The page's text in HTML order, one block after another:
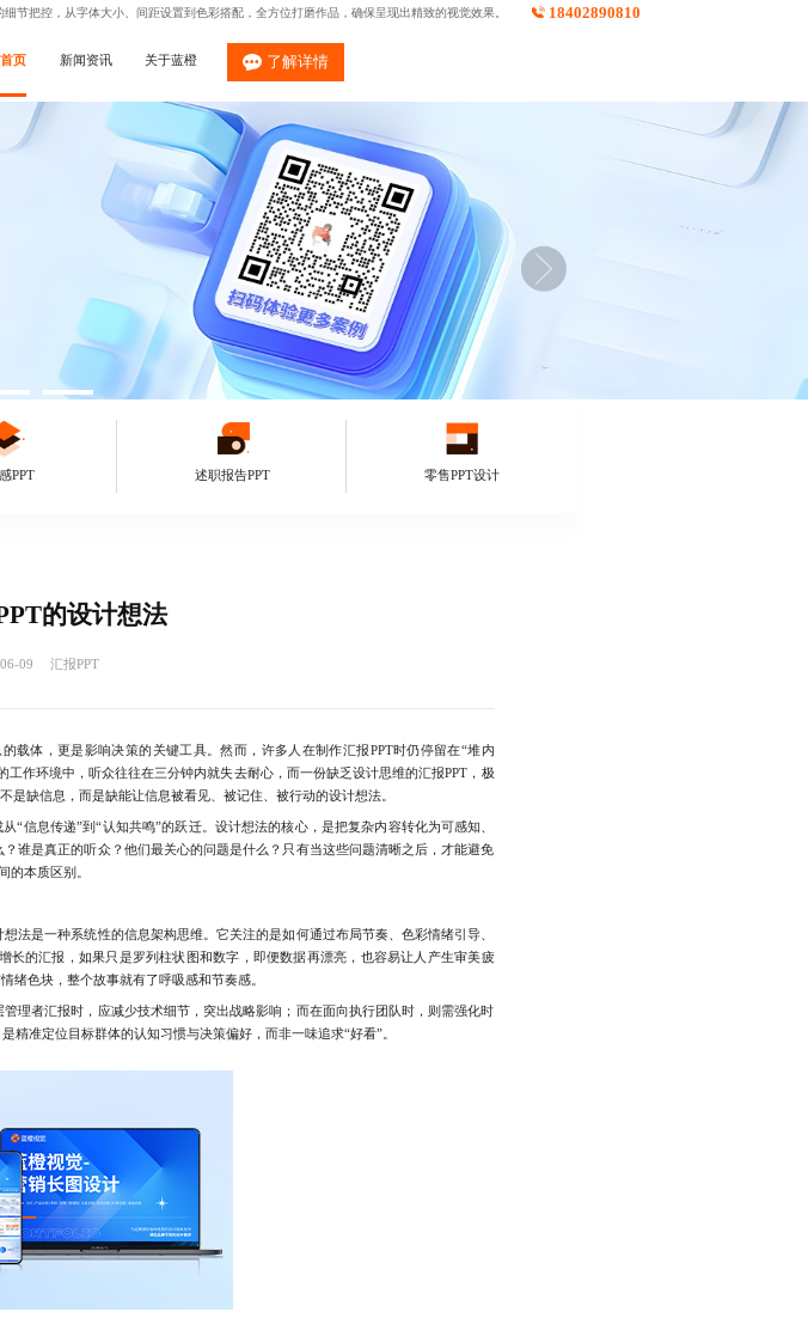
细节把控，从字体大小、间距设置到色彩搭配，全方位打磨作品，确保呈现出精致的视觉效果。 18402890810
首页 新闻资讯 关于蓝橙 了解详情
PPT 述职报告PPT 零售PPT设计
的设计想法
09 汇报PPT
载体，更是影响决策的关键工具。然而，许多人在制作汇报PPT时仍停留在“堆内
作环境中，听众往往在三分钟内就失去耐心，而一份缺乏设计思维的汇报PPT，极
缺信息，而是缺能让信息被看见、被记住、被行动的设计想法。
息传递”到“认知共鸣”的跃迁。设计想法的核心，是把复杂内容转化为可感知、
谁是真正的听众？他们最关心的问题是什么？只有当这些问题清晰之后，才能避免
的本质区别。
是一种系统性的信息架构思维。它关注的是如何通过布局节奏、色彩情绪引导、
的汇报，如果只是罗列柱状图和数字，即便数据再漂亮，也容易让人产生审美疲
绪色块，整个故事就有了呼吸感和节奏感。
者汇报时，应减少技术细节，突出战略影响；而在面向执行团队时，则需强化时
准定位目标群体的认知习惯与决策偏好，而非一味追求“好看”。